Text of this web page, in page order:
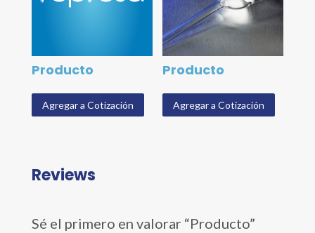
Producto
Agregar a Cotización
Producto
Agregar a Cotización
Reviews
Sé el primero en valorar “Producto”